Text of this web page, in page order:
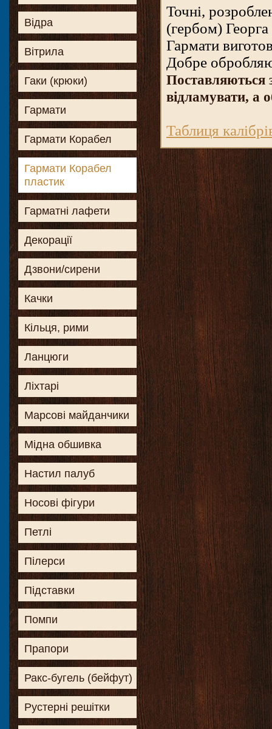
Відра
Вітрила
Гаки (крюки)
Гармати
Гармати Корабел
Гармати Корабел
пластик
Гарматні лафети
Декорації
Дзвони/сирени
Качки
Кільця, рими
Ланцюги
Ліхтарі
Марсові майданчики
Мідна обшивка
Настил палуб
Носові фігури
Петлі
Пілерси
Підставки
Помпи
Прапори
Ракс-бугель (бейфут)
Рустерні решітки
Точні,
(гербом)
Гармати
Добре
Поставляються
відламувати, а
Таблиця